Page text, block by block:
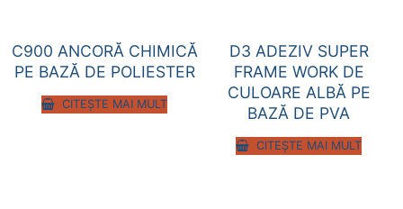
C900 ANCORĂ CHIMICĂ
PE BAZĂ DE POLIESTER
CITEȘTE MAI MULT
D3 ADEZIV SUPER
FRAME WORK DE
CULOARE ALBĂ PE
BAZĂ DE PVA
CITEȘTE MAI MULT